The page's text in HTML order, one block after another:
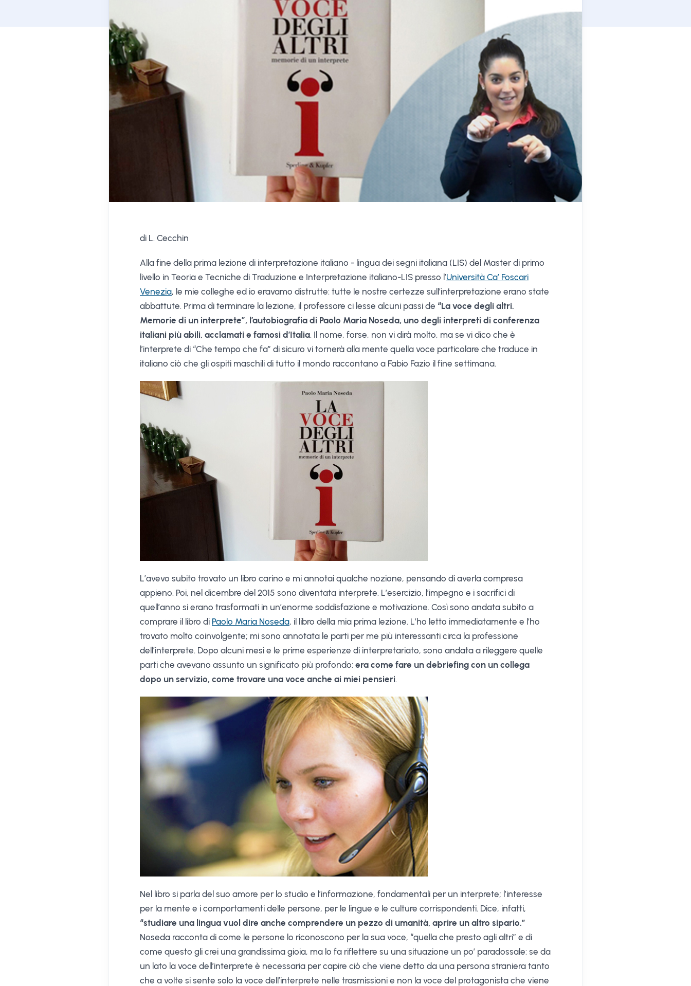
di L. Cecchin
Alla fine della prima lezione di interpretazione italiano - lingua dei segni italiana (LIS) del Master di primo
livello in Teoria e Tecniche di Traduzione e Interpretazione italiano-LIS presso l’Università Ca’ Foscari
Venezia, le mie colleghe ed io eravamo distrutte: tutte le nostre certezze sull’interpretazione erano state
abbattute. Prima di terminare la lezione, il professore ci lesse alcuni passi de “La voce degli altri.
Memorie di un interprete”, l’autobiografia di Paolo Maria Noseda, uno degli interpreti di conferenza
italiani più abili, acclamati e famosi d’Italia. Il nome, forse, non vi dirà molto, ma se vi dico che è
l’interprete di “Che tempo che fa” di sicuro vi tornerà alla mente quella voce particolare che traduce in
italiano ciò che gli ospiti maschili di tutto il mondo raccontano a Fabio Fazio il fine settimana.
L’avevo subito trovato un libro carino e mi annotai qualche nozione, pensando di averla compresa
appieno. Poi, nel dicembre del 2015 sono diventata interprete. L’esercizio, l’impegno e i sacrifici di
quell’anno si erano trasformati in un’enorme soddisfazione e motivazione. Così sono andata subito a
comprare il libro di Paolo Maria Noseda, il libro della mia prima lezione. L’ho letto immediatamente e l’ho
trovato molto coinvolgente; mi sono annotata le parti per me più interessanti circa la professione
dell’interprete. Dopo alcuni mesi e le prime esperienze di interpretariato, sono andata a rileggere quelle
parti che avevano assunto un significato più profondo: era come fare un debriefing con un collega
dopo un servizio, come trovare una voce anche ai miei pensieri.
Nel libro si parla del suo amore per lo studio e l’informazione, fondamentali per un interprete; l’interesse
per la mente e i comportamenti delle persone, per le lingue e le culture corrispondenti. Dice, infatti,
“studiare una lingua vuol dire anche comprendere un pezzo di umanità, aprire un altro sipario.”
Noseda racconta di come le persone lo riconoscono per la sua voce, “quella che presto agli altri” e di
come questo gli crei una grandissima gioia, ma lo fa riflettere su una situazione un po’ paradossale: se da
un lato la voce dell’interprete è necessaria per capire ciò che viene detto da una persona straniera tanto
che a volte si sente solo la voce dell’interprete nelle trasmissioni e non la voce del protagonista che viene